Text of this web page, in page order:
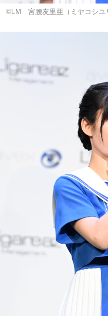
©LM 宮腰友⾥亜（ミヤコシユ